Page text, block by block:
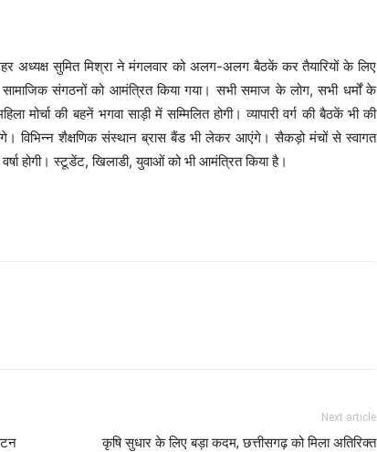
अध्यक्ष सुमित मिश्रा ने मंगलवार को अलग-अलग बैठकें कर तैयारियों के लिए
सामाजिक संगठनों को आमंत्रित किया गया। सभी समाज के लोग, सभी धर्मों के
मोर्चा की बहनें भगवा साड़ी में सम्मिलित होगी। व्यापारी वर्ग की बैठकें भी की
विभिन्न शैक्षणिक संस्थान ब्रास बैंड भी लेकर आएंगे। सैकड़ो मंचों से स्वागत
होगी। स्टूडेंट, खिलाडी, युवाओं को भी आमंत्रित किया है।
टन
Next article
कृषि सुधार के लिए बड़ा कदम, छत्तीसगढ़ को मिला अतिरिक्त